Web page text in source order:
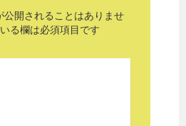
公開されることはありませ
る欄は必須項目です